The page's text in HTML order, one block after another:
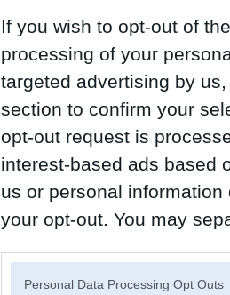
If you wish to opt-out of
processing of your
targeted advertising by
section to confirm your
opt-out request is
interest-based ads based
us or personal
your opt-out. You may
Personal Data Processing Opt Outs